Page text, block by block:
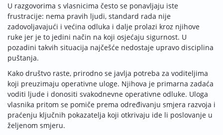
U razgovorima s vlasnicima često se ponavljaju iste
frustracije: nema pravih ljudi, standard rada nije
zadovoljavajući i većina odluka i dalje prolazi kroz njihove
ruke jer je to jedini način na koji osjećaju sigurnost. U
pozadini takvih situacija najčešće nedostaje upravo disciplina
puštanja.
Kako društvo raste, prirodno se javlja potreba za voditeljima
koji preuzimaju operativne uloge. Njihova je primarna zadaća
voditi ljude i donositi svakodnevne operativne odluke. Uloga
vlasnika pritom se pomiče prema određivanju smjera razvoja i
praćenju ključnih pokazatelja koji otkrivaju ide li poslovanje u
željenom smjeru.